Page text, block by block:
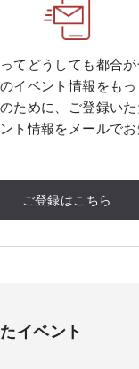
てどうしても都合が
イベント情報をも
ために、ご登録い
ト情報をメールで
ご登録はこちら
イベント